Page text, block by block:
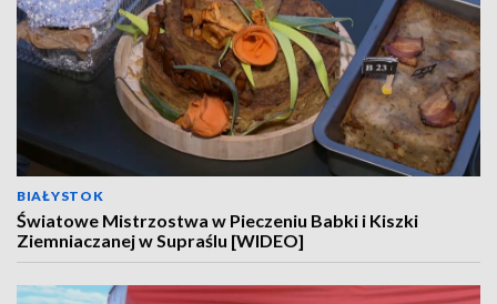
BIAŁYSTOK
Światowe Mistrzostwa w Pieczeniu Babki i Kiszki
Ziemniaczanej w Supraślu [WIDEO]